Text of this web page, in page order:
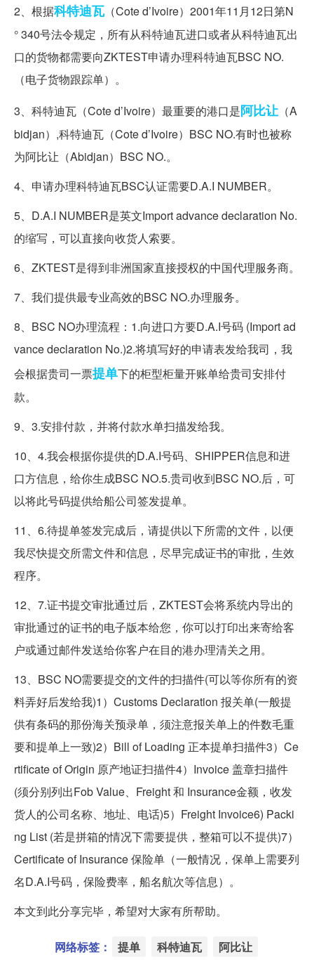
2、根据科特迪瓦（Cote d’Ivoire）2001年11月12日第N
° 340号法令规定，所有从科特迪瓦进口或者从科特迪瓦出
口的货物都需要向ZKTEST申请办理科特迪瓦BSC NO.
（电子货物跟踪单）。
3、科特迪瓦（Cote d’Ivoire）最重要的港口是阿比让 （A
bidjan）,科特迪瓦（Cote d’Ivoire）BSC NO.有时也被称
为阿比让（Abidjan）BSC NO.。
4、申请办理科特迪瓦BSC认证需要D.A.I NUMBER。
5、D.A.I NUMBER是英文Import advance declaration No.
的缩写，可以直接向收货人索要。
6、ZKTEST是得到非洲国家直接授权的中国代理服务商。
7、我们提供最专业高效的BSC NO.办理服务。
8、BSC NO办理流程：1.向进口方要D.A.I号码 (Import ad
vance declaration No.)2.将填写好的申请表发给我司，我
会根据贵司一票提单下的柜型柜量开账单给贵司安排付
款。
9、3.安排付款，并将付款水单扫描发给我。
10、4.我会根据你提供的D.A.I号码、SHIPPER信息和进
口方信息，给你生成BSC NO.5.贵司收到BSC NO.后，可
以将此号码提供给船公司签发提单。
11、6.待提单签发完成后，请提供以下所需的文件，以便
我尽快提交所需文件和信息，尽早完成证书的审批，生效
程序。
12、7.证书提交审批通过后，ZKTEST会将系统内导出的
审批通过的证书的电子版本给您，你可以打印出来寄给客
户或通过邮件发送给你客户在目的港办理清关之用。
13、BSC NO需要提交的文件的扫描件(可以等你所有的资
料弄好后发给我)1）Customs Declaration 报关单(一般提
供有条码的那份海关预录单，须注意报关单上的件数毛重
要和提单上一致)2）Bill of Loading 正本提单扫描件3）Ce
rtificate of Origin 原产地证扫描件4）Invoice 盖章扫描件
(须分别列出Fob Value、Freight 和 Insurance金额，收发
货人的公司名称、地址、电话)5）Freight Invoice6) Packi
ng List (若是拼箱的情况下需要提供，整箱可以不提供)7）
Certificate of Insurance 保险单（一般情况，保单上需要列
名D.A.I号码，保险费率，船名航次等信息）。
本文到此分享完毕，希望对大家有所帮助。
网络标签： 提单 科特迪瓦 阿比让